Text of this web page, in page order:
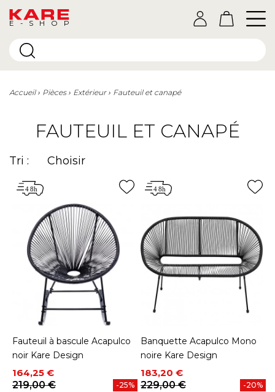
E-SHOP
Accueil Pièces Extérieur Fauteuil et canapé
FAUTEUIL ET CANAPÉ
Tri : Choisir
Fauteuil à bascule Acapulco
noir Kare Design
Prix
164,25 €
Prix de base
219,00 €
-25%
Banquette Acapulco Mono
noire Kare Design
Prix
183,20 €
Prix de base
229,00 €
-20%